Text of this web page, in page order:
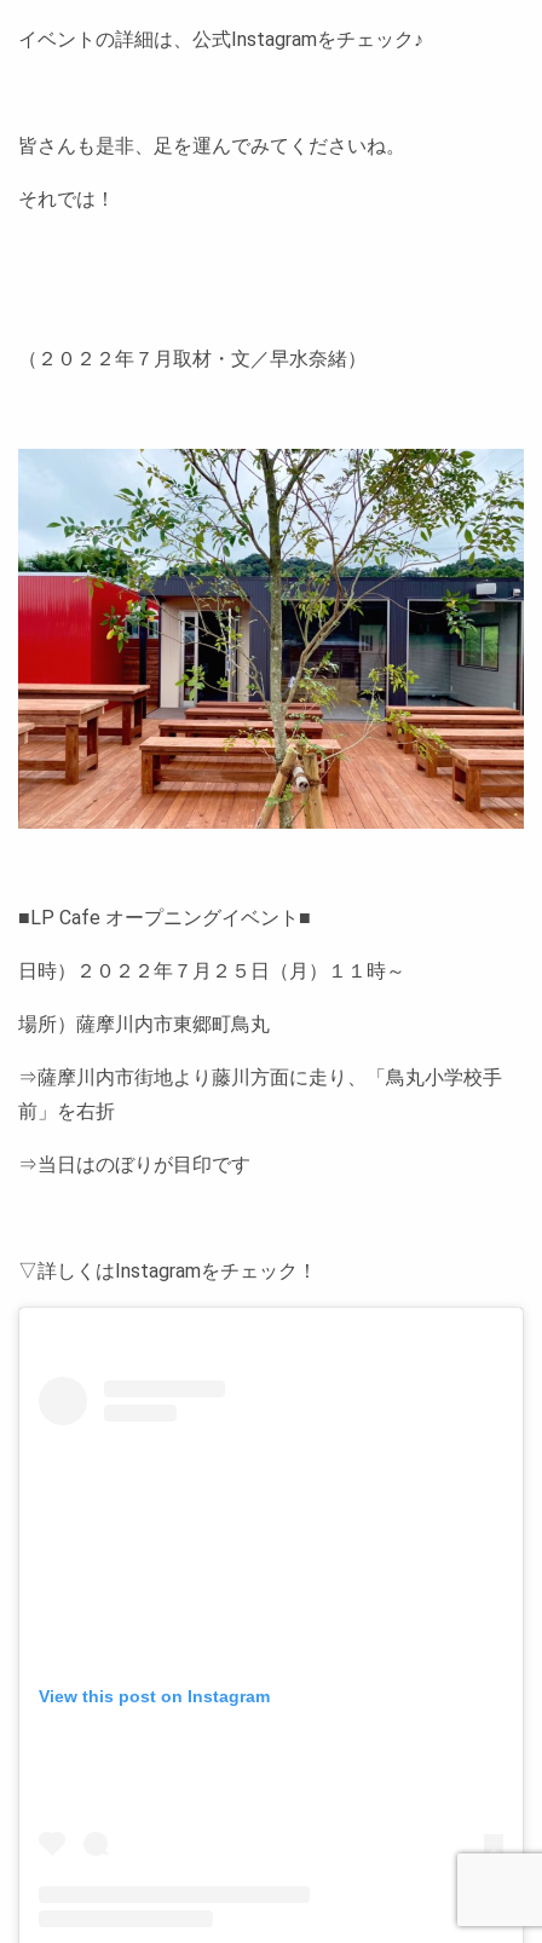
イベントの詳細は、公式Instagramをチェック♪
皆さんも是非、足を運んでみてくださいね。
それでは！
（２０２２年７月取材・文／早水奈緒）
■LP Cafe オープニングイベント■
日時）２０２２年７月２５日（月）１１時～
場所）薩摩川内市東郷町鳥丸
⇒薩摩川内市街地より藤川方面に走り、「鳥丸小学校手
前」を右折
⇒当日はのぼりが目印です
▽詳しくはInstagramをチェック！
View this post on Instagram